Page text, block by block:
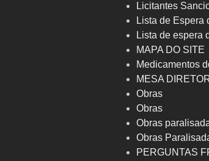
Licitantes
Lista de Espera
Lista de espera
MAPA DO SITE
Medicamentos
MESA
Obras
Obras
Obras
Obras
PERGUNTAS